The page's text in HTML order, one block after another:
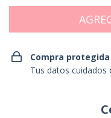
Compra protegida
Tus datos cuidados